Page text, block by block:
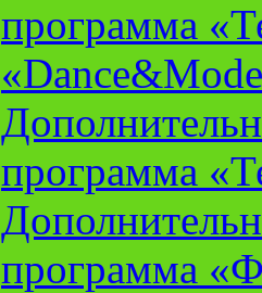
программа
программа
программа